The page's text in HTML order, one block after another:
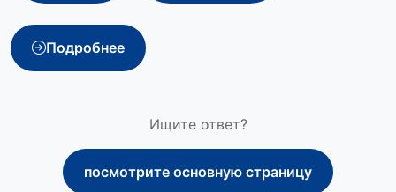
Подробнее
Ищите ответ?
посмотрите основную страницу